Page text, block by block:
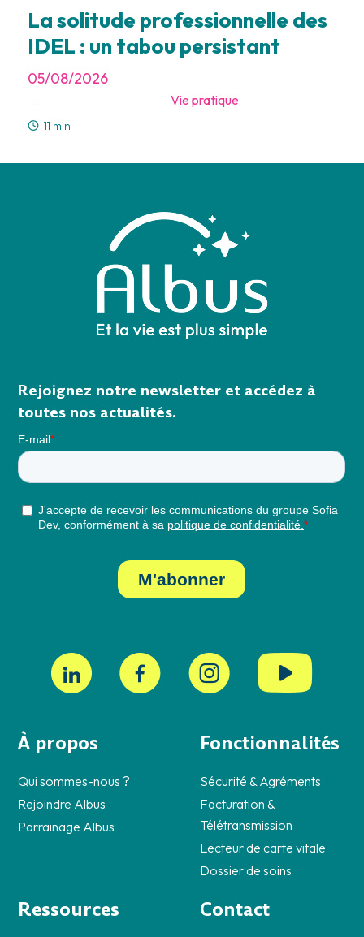
La solitude professionnelle des
IDEL : un tabou persistant
05/08/2026
- Vie pratique
11 min
À propos
Qui sommes-nous ?
Rejoindre Albus
Parrainage Albus
Fonctionnalités
Sécurité & Agréments
Facturation &
Télétransmission
Lecteur de carte vitale
Dossier de soins
Ressources Contact
Rejoignez notre newsletter et accédez à
toutes nos actualités.